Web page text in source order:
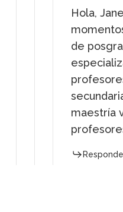
Hola,
de
maestría